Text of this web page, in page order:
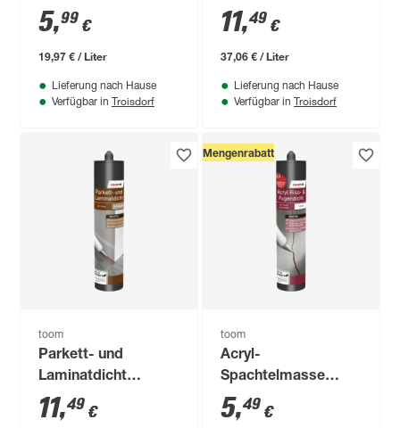
5,99 €
19,97 € / Liter
Lieferung nach Hause
Verfügbar in Troisdorf
hellgrau 310 ml
11,49 €
37,06 € / Liter
Lieferung nach Hause
Verfügbar in Troisdorf
toom
Parkett- und
Laminatdicht
dunkelgrau 310 ml
11,49 €
Mengenrabatt
toom
Acryl-
Spachtelmasse
"Riss- und
Fugendicht" weiß
5,49 €